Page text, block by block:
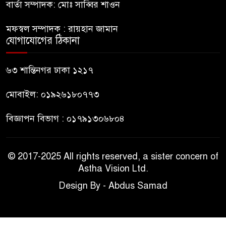
ভারত থেকে আসছে ২ দশমিক ৩
বার্তা সম্পাদক: মোঃ সাব্বির শাওন
মফস্বল সম্পাদক : রায়হান জামান
যোগাযোগের ঠিকানা
৬৩ শান্তিনগর ঢাকা ১২১৭
মোবাইল: ০১৯২৬১৮০৭৭৩
বিজ্ঞাপন বিভাগ : ০১৭৯১৩০৬৮০৪
© 2017-2025 All rights reserved, a sister concern of
Astha Vision Ltd.
Design By - Abdus Samad